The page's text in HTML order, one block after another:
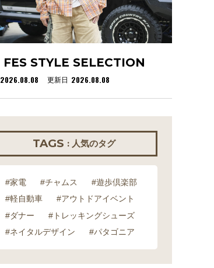
FES STYLE SELECTION
2026.08.08 更新日 2026.08.08
TAGS : 人気のタグ
#家電 #チャムス
#遊歩倶楽部
#軽自動車
#アウトドアイベント
#ダナー
#トレッキングシューズ
#ネイタルデザイン
#パタゴニア